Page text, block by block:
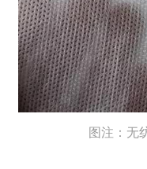
图注：无